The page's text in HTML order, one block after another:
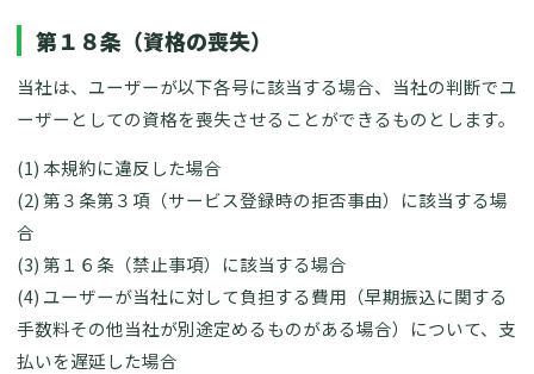
第１８条（資格の喪失）
当社は、ユーザーが以下各号に該当する場合、当社の判断でユ
ーザーとしての資格を喪失させることができるものとします。
(1) 本規約に違反した場合
(2) 第３条第３項（サービス登録時の拒否事由）に該当する場
合
(3) 第１６条（禁止事項）に該当する場合
(4) ユーザーが当社に対して負担する費用（早期振込に関する
手数料その他当社が別途定めるものがある場合）について、支
払いを遅延した場合